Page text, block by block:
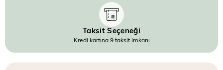
Taksit Seçeneği
Kredi kartına 9 taksit imkanı